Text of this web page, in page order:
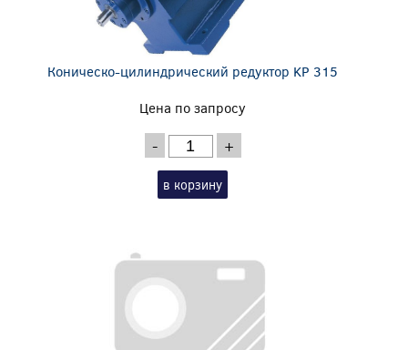
Коническо-цилиндрический редуктор KP 315
Цена по запросу
- +
в корзину